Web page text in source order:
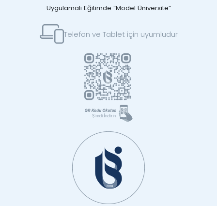
Uygulamalı Eğitimde “Model Üniversite”
Telefon ve Tablet için uyumludur